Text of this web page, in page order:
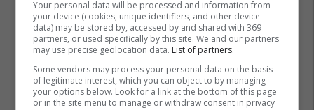
Your personal data will be processed and information from
your device (cookies, unique identifiers, and other device
data) may be stored by, accessed by and shared with 369
partners, or used specifically by this site. We and our partners
may use precise geolocation data. List of partners.
Some vendors may process your personal data on the basis
of legitimate interest, which you can object to by managing
your options below. Look for a link at the bottom of this page
or in the site menu to manage or withdraw consent in privacy